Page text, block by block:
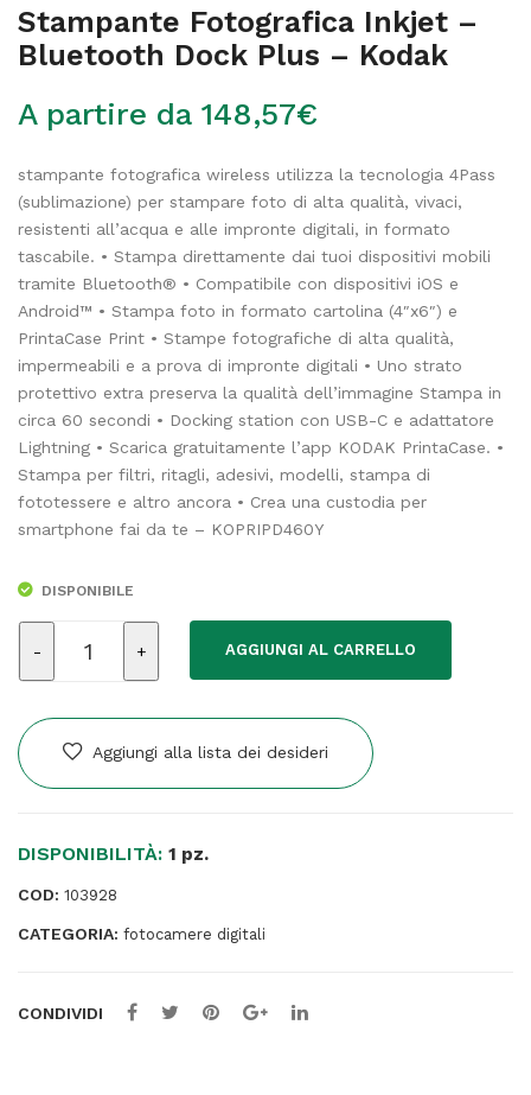
Stampante Fotografica Inkjet –
Bluetooth Dock Plus – Kodak
A partire da 148,57€
stampante fotografica wireless utilizza la tecnologia 4Pass
(sublimazione) per stampare foto di alta qualità, vivaci,
resistenti all’acqua e alle impronte digitali, in formato
tascabile. • Stampa direttamente dai tuoi dispositivi mobili
tramite Bluetooth® • Compatibile con dispositivi iOS e
Android™ • Stampa foto in formato cartolina (4″x6″) e
PrintaCase Print • Stampe fotografiche di alta qualità,
impermeabili e a prova di impronte digitali • Uno strato
protettivo extra preserva la qualità dell’immagine Stampa in
circa 60 secondi • Docking station con USB-C e adattatore
Lightning • Scarica gratuitamente l’app KODAK PrintaCase. •
Stampa per filtri, ritagli, adesivi, modelli, stampa di
fototessere e altro ancora • Crea una custodia per
smartphone fai da te – KOPRIPD460Y
DISPONIBILE
Fotografica
-
Bluetooth
Kodak
AGGIUNGI AL CARRELLO
Aggiungi alla lista dei desideri
DISPONIBILITÀ: 1 pz.
COD: 103928
CATEGORIA: fotocamere digitali
CONDIVIDI